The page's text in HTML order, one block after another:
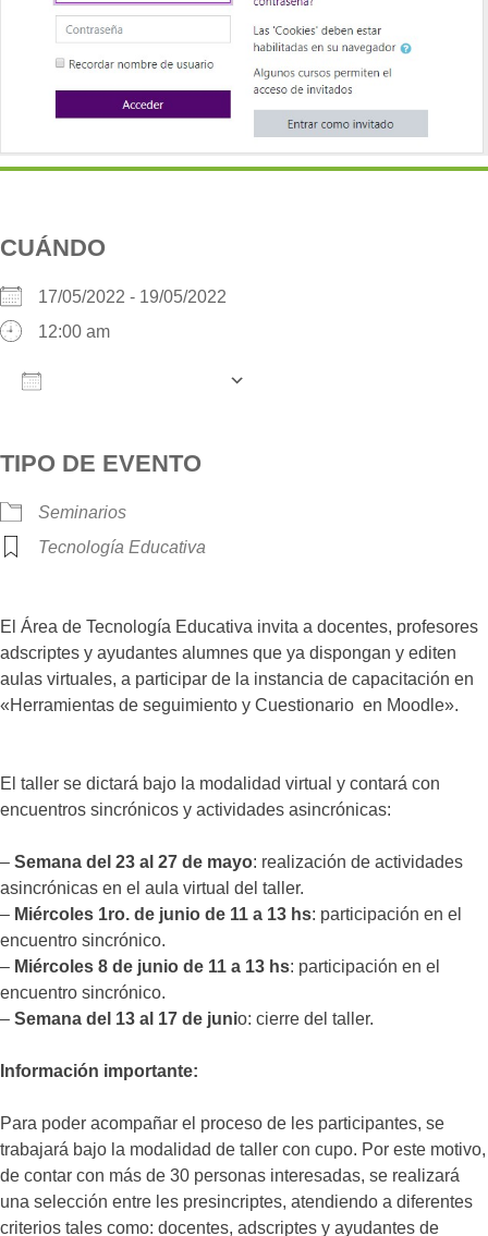
CUÁNDO
17/05/2022 - 19/05/2022
12:00 am
TIPO DE EVENTO
Seminarios
Tecnología Educativa
El Área de Tecnología Educativa invita a docentes, profesores
adscriptes y ayudantes alumnes que ya dispongan y editen
aulas virtuales, a participar de la instancia de capacitación en
«Herramientas de seguimiento y Cuestionario en Moodle».
El taller se dictará bajo la modalidad virtual y contará con
encuentros sincrónicos y actividades asincrónicas:
– Semana del 23 al 27 de mayo: realización de actividades
asincrónicas en el aula virtual del taller.
– Miércoles 1ro. de junio de 11 a 13 hs: participación en el
encuentro sincrónico.
– Miércoles 8 de junio de 11 a 13 hs: participación en el
encuentro sincrónico.
– Semana del 13 al 17 de junio: cierre del taller.
Información importante:
Para poder acompañar el proceso de les participantes, se
trabajará bajo la modalidad de taller con cupo. Por este motivo,
de contar con más de 30 personas interesadas, se realizará
una selección entre les presincriptes, atendiendo a diferentes
criterios tales como: docentes, adscriptes y ayudantes de